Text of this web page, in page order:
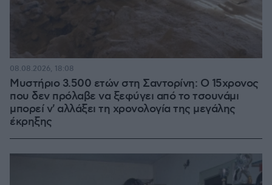
Μυστήριο 3.500 ετών στη Σαντορίνη: Ο 15χρονος
που δεν πρόλαβε να ξεφύγει από το τσουνάμι
μπορεί ν' αλλάξει τη χρονολογία της μεγάλης
έκρηξης
08.08.2026, 18:08